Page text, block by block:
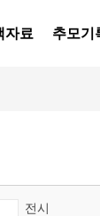
자료 추모기
전시